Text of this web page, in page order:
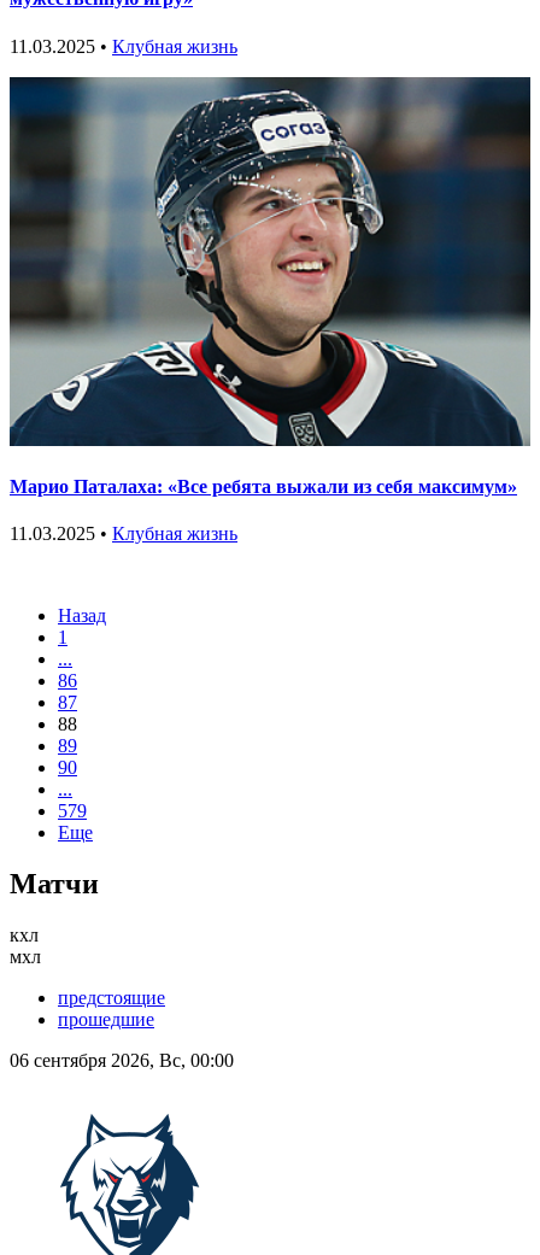
11.03.2025 • Клубная жизнь
Марио Паталаха: «Все ребята выжали из себя максимум»
11.03.2025 • Клубная жизнь
Назад
1
...
86
87
88
89
90
...
579
Еще
Матчи
кхл
мхл
предстоящие
прошедшие
06 сентября 2026, Вс, 00:00